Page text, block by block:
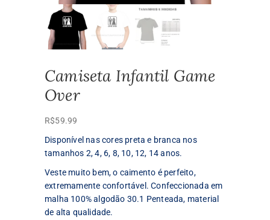
Camiseta Infantil Game
Over
R$59.99
Disponível nas cores preta e branca nos
tamanhos 2, 4, 6, 8, 10, 12, 14 anos.
Veste muito bem, o caimento é perfeito,
extremamente confortável. Confeccionada em
malha 100% algodão 30.1 Penteada, material
de alta qualidade.